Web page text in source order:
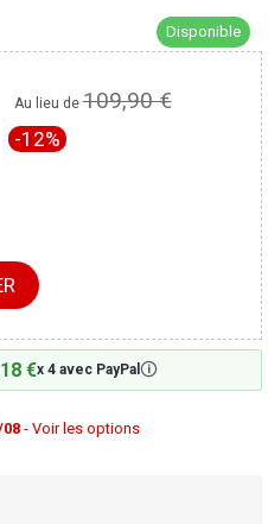
Disponible
Au lieu de109,90 €
-12%
€x 4 avec PayPal 🛈
- Voir les options